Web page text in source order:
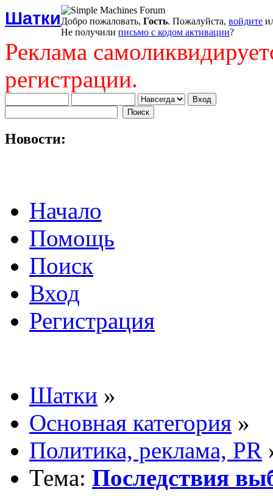
ШаткиДобро пожаловать, Гость. Пожалуйста, войдите
Не получили письмо с кодом активации?
Реклама
регистрации.
Новости:
Начало
Помощь
Поиск
Вход
Регистрация
Шатки »
Основная категория »
Политика, реклама, PR
Тема: Последствия